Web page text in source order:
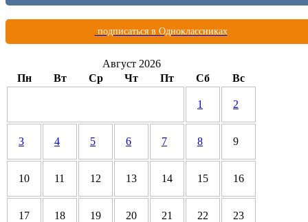
подписаться в Одноклассниках
Август 2026
Пн
Вт Ср Чт Пт Сб Вс
1 2
3 4 5 6 7 8 9
10 11 12 13 14 15 16
17 18 19 20 21 22 23